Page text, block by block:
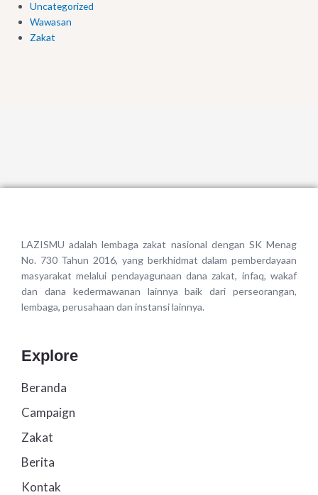
Uncategorized
Wawasan
Zakat
LAZISMU adalah lembaga zakat nasional dengan SK Menag
No. 730 Tahun 2016, yang berkhidmat dalam pemberdayaan
masyarakat melalui pendayagunaan dana zakat, infaq, wakaf
dan dana kedermawanan lainnya baik dari perseorangan,
lembaga, perusahaan dan instansi lainnya.
Explore
Beranda
Campaign
Zakat
Berita
Kontak